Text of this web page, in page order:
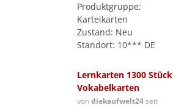
Produktgruppe:
Karteikarten
Zustand: Neu
Standort: 10*** DE
Lernkarten 1300 Stück
Vokabelkarten
vondiekaufwelt24seit